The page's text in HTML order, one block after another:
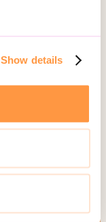
Show details